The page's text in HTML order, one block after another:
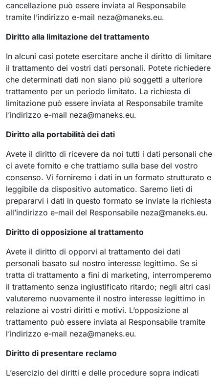
cancellazione può essere inviata al Responsabile
tramite l’indirizzo e-mail neza@maneks.eu.
Diritto alla limitazione del trattamento
In alcuni casi potete esercitare anche il diritto di limitare
il trattamento dei vostri dati personali. Potete richiedere
che determinati dati non siano più soggetti a ulteriore
trattamento per un periodo limitato. La richiesta di
limitazione può essere inviata al Responsabile tramite
l’indirizzo e-mail neza@maneks.eu.
Diritto alla portabilità dei dati
Avete il diritto di ricevere da noi tutti i dati personali che
ci avete fornito e che trattiamo sulla base del vostro
consenso. Vi forniremo i dati in un formato strutturato e
leggibile da dispositivo automatico. Saremo lieti di
prepararvi i dati in questo formato se inviate la richiesta
all’indirizzo e-mail del Responsabile neza@maneks.eu.
Diritto di opposizione al trattamento
Avete il diritto di opporvi al trattamento dei dati
personali basato sul nostro interesse legittimo. Se si
tratta di trattamento a fini di marketing, interromperemo
il trattamento senza ingiustificato ritardo; negli altri casi
valuteremo nuovamente il nostro interesse legittimo in
relazione ai vostri diritti e motivi. L’opposizione al
trattamento può essere inviata al Responsabile tramite
l’indirizzo e-mail neza@maneks.eu.
Diritto di presentare reclamo
L’esercizio dei diritti e delle procedure sopra indicati